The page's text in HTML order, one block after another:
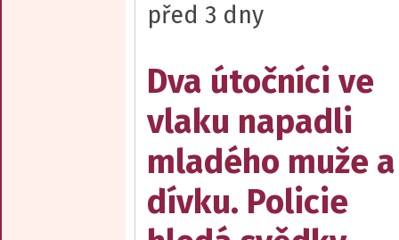
před 3 dny
Dva útočníci ve
vlaku napadli
mladého muže a
dívku. Policie